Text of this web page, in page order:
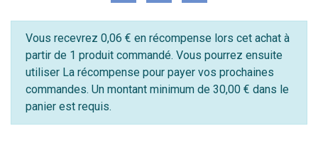
Vous recevrez 0,06 € en récompense lors cet achat à
partir de 1 produit commandé. Vous pourrez ensuite
utiliser La récompense pour payer vos prochaines
commandes. Un montant minimum de 30,00 € dans le
panier est requis.